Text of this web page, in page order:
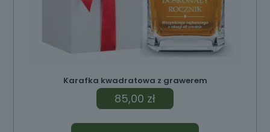
Karafka kwadratowa z grawerem
85,00 zł